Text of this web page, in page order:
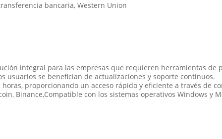
bancaria, Western Union
integral para las empresas que requieren herramientas
usuarios se benefician de actualizaciones y soporte continuos.
proporcionando un acceso rápido y eficiente a través de
Binance,Compatible con los sistemas operativos Windows y